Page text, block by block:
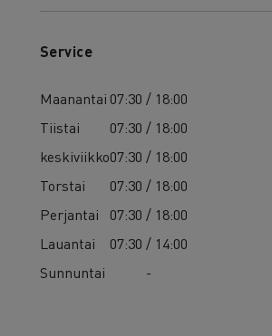
Service
Maanantai 07:30 / 18:00
Tiistai
07:30 / 18:00
keskiviikko07:30 / 18:00
Torstai
07:30 / 18:00
Perjantai
07:30 / 18:00
Lauantai
07:30 / 14:00
Sunnuntai
-